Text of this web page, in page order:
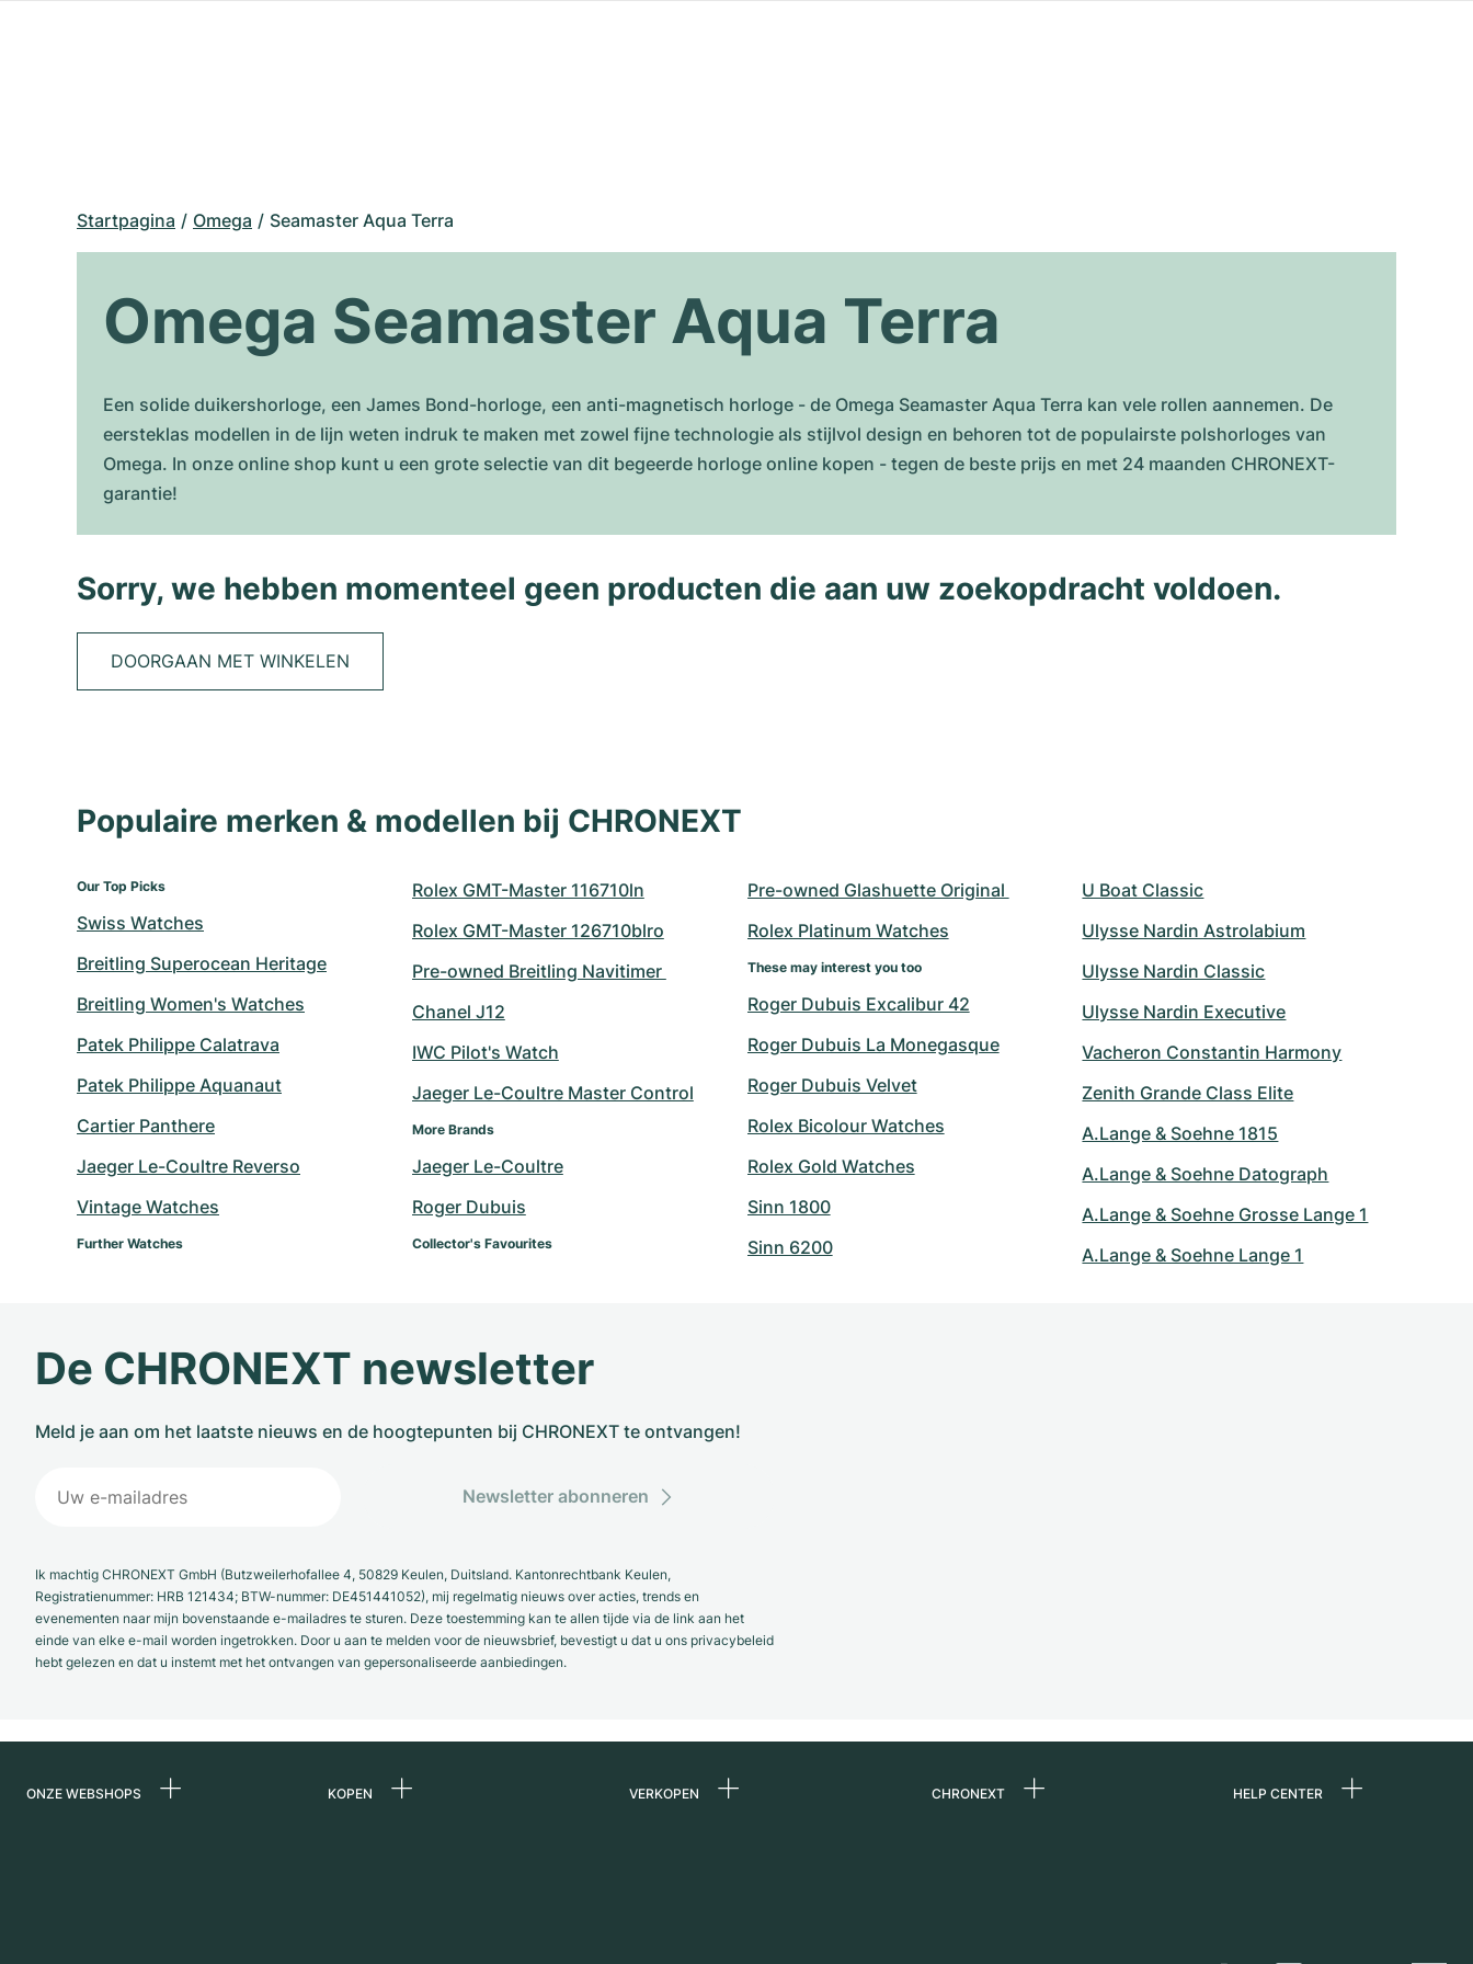
Startpagina Omega Seamaster Aqua Terra
Omega Seamaster Aqua Terra
Een solide duikershorloge, een James Bond-horloge, een anti-magnetisch horloge - de Omega Seamaster Aqua Terra kan vele rollen aannemen. De
eersteklas modellen in de lijn weten indruk te maken met zowel fijne technologie als stijlvol design en behoren tot de populairste polshorloges van
Omega. In onze online shop kunt u een grote selectie van dit begeerde horloge online kopen - tegen de beste prijs en met 24 maanden CHRONEXT-
garantie!
Sorry, we hebben momenteel geen producten die aan uw zoekopdracht voldoen.
DOORGAAN MET WINKELEN
Populaire merken & modellen bij CHRONEXT
Our Top Picks
Swiss Watches
Breitling Superocean Heritage
Breitling Women's Watches
Patek Philippe Calatrava
Patek Philippe Aquanaut
Cartier Panthere
Jaeger Le-Coultre Reverso
Vintage Watches
Further Watches
Rolex GMT-Master 116710ln
Rolex GMT-Master 126710blro
Pre-owned Breitling Navitimer
Chanel J12
IWC Pilot's Watch
Jaeger Le-Coultre Master Control
More Brands
Jaeger Le-Coultre
Roger Dubuis
Collector's Favourites
Pre-owned Glashuette Original
Rolex Platinum Watches
These may interest you too
Roger Dubuis Excalibur 42
Roger Dubuis La Monegasque
Roger Dubuis Velvet
Rolex Bicolour Watches
Rolex Gold Watches
Sinn 1800
Sinn 6200
U Boat Classic
Ulysse Nardin Astrolabium
Ulysse Nardin Classic
Ulysse Nardin Executive
Vacheron Constantin Harmony
Zenith Grande Class Elite
A.Lange & Soehne 1815
A.Lange & Soehne Datograph
A.Lange & Soehne Grosse Lange 1
A.Lange & Soehne Lange 1
De CHRONEXT newsletter
Meld je aan om het laatste nieuws en de hoogtepunten bij CHRONEXT te ontvangen!
Newsletter abonneren
Ik machtig CHRONEXT GmbH (Butzweilerhofallee 4, 50829 Keulen, Duitsland. Kantonrechtbank Keulen,
Registratienummer: HRB 121434; BTW-nummer: DE451441052), mij regelmatig nieuws over acties, trends en
evenementen naar mijn bovenstaande e-mailadres te sturen. Deze toestemming kan te allen tijde via de link aan het
einde van elke e-mail worden ingetrokken. Door u aan te melden voor de nieuwsbrief, bevestigt u dat u ons privacybeleid
hebt gelezen en dat u instemt met het ontvangen van gepersonaliseerde aanbiedingen.
ONZE WEBSHOPS KOPEN VERKOPEN CHRONEXT HELP CENTER